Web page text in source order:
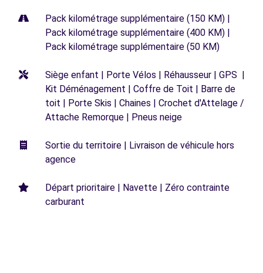
Pack kilométrage supplémentaire (150 KM) |
Pack kilométrage supplémentaire (400 KM) |
Pack kilométrage supplémentaire (50 KM)
Siège enfant | Porte Vélos | Réhausseur | GPS |
Kit Déménagement | Coffre de Toit | Barre de
toit | Porte Skis | Chaines | Crochet d'Attelage /
Attache Remorque | Pneus neige
Sortie du territoire | Livraison de véhicule hors
agence
Départ prioritaire | Navette | Zéro contrainte
carburant